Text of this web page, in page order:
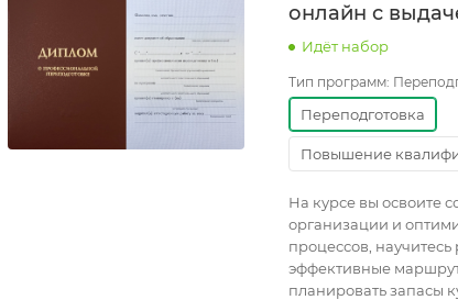
онлайн с
Идёт набор
Тип программ:
Переподготовка
Повышение
На курсе вы освоите
организации и
процессов, научитесь
эффективные
планировать запасы